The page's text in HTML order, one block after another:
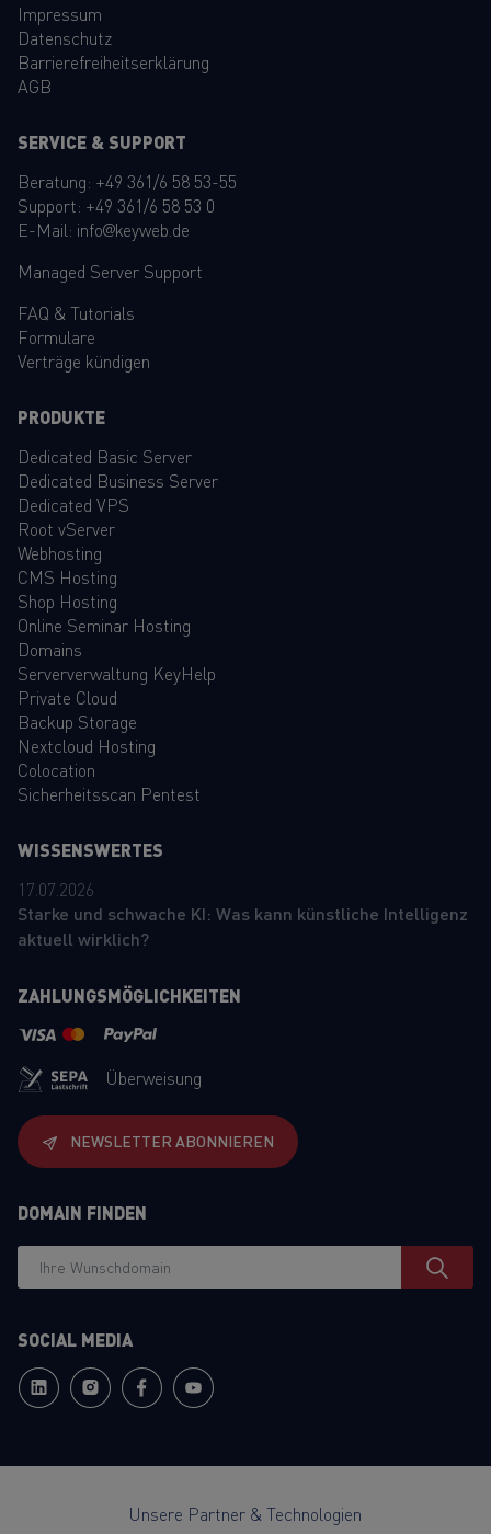
Impressum
Datenschutz
Barrierefreiheitserklärung
AGB
SERVICE & SUPPORT
Beratung: +49 361/6 58 53-55
Support: +49 361/6 58 53 0
E-Mail: info@keyweb.de
Managed Server Support
FAQ & Tutorials
Formulare
Verträge kündigen
PRODUKTE
Dedicated Basic Server
Dedicated Business Server
Dedicated VPS
Root vServer
Webhosting
CMS Hosting
Shop Hosting
Online Seminar Hosting
Domains
Serververwaltung KeyHelp
Private Cloud
Backup Storage
Nextcloud Hosting
Colocation
Sicherheitsscan Pentest
WISSENSWERTES
17.07.2026
Starke und schwache KI: Was kann künstliche Intelligenz
aktuell wirklich?
ZAHLUNGSMÖGLICHKEITEN
Überweisung
NEWSLETTER ABONNIEREN
DOMAIN FINDEN
SOCIAL MEDIA
Unsere Partner & Technologien